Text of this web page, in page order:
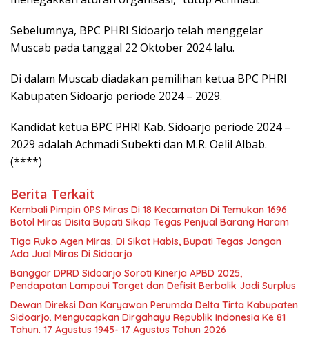
Sebelumnya, BPC PHRI Sidoarjo telah menggelar
Muscab pada tanggal 22 Oktober 2024 lalu.
Di dalam Muscab diadakan pemilihan ketua BPC PHRI
Kabupaten Sidoarjo periode 2024 – 2029.
Kandidat ketua BPC PHRI Kab. Sidoarjo periode 2024 –
2029 adalah Achmadi Subekti dan M.R. Oelil Albab.
(****)
Berita Terkait
Kembali Pimpin 0PS Miras Di 18 Kecamatan Di Temukan 1696
Botol Miras Disita Bupati Sikap Tegas Penjual Barang Haram
Tiga Ruko Agen Miras. Di Sikat Habis, Bupati Tegas Jangan
Ada Jual Miras Di Sidoarjo
Banggar DPRD Sidoarjo Soroti Kinerja APBD 2025,
Pendapatan Lampaui Target dan Defisit Berbalik Jadi Surplus
Dewan Direksi Dan Karyawan Perumda Delta Tirta Kabupaten
Sidoarjo. Mengucapkan Dirgahayu Republik Indonesia Ke 81
Tahun. 17 Agustus 1945- 17 Agustus Tahun 2026